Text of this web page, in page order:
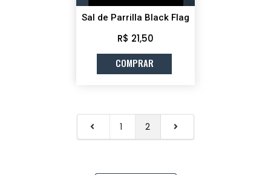
Sal de Parrilla Black Flag
R$ 21,50
COMPRAR
1 2